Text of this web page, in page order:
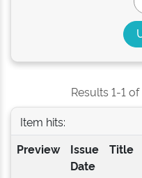
Results 1-1
Item hits:
Preview
Issue
Date
Title